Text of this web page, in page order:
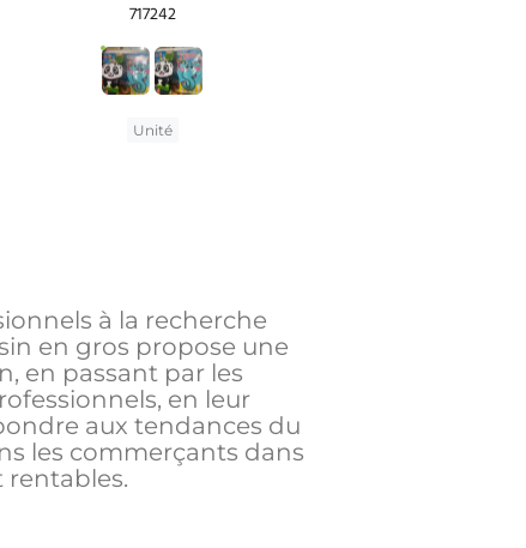
717242
Unité
à la recherche
en gros propose une
en passant par les
en leur
aux tendances du
les commerçants dans
rentables.